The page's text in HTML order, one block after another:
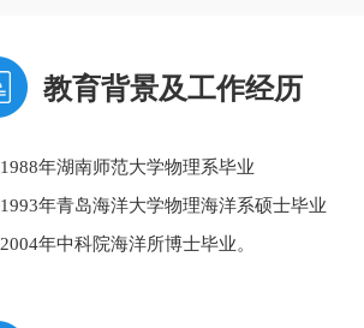
教育背景及工作经历
1988年湖南师范大学物理系毕业
1993年青岛海洋大学物理海洋系硕士毕业
2004年中科院海洋所博士毕业。